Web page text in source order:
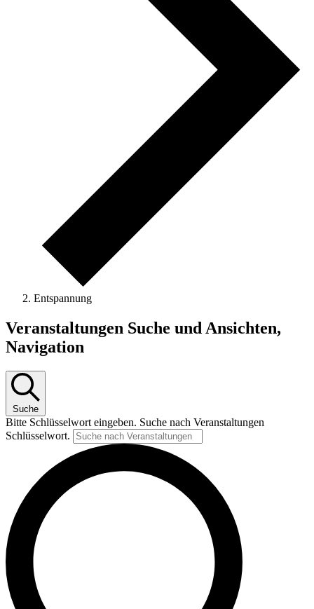
Entspannung
Veranstaltungen Suche und Ansichten,
Navigation
Suche
Bitte Schlüsselwort eingeben. Suche nach Veranstaltungen
Schlüsselwort.